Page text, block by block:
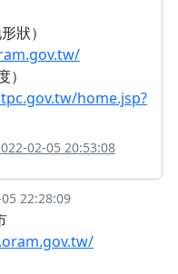
狀）
home.jsp?
02-05 20:53:08
22:28:09